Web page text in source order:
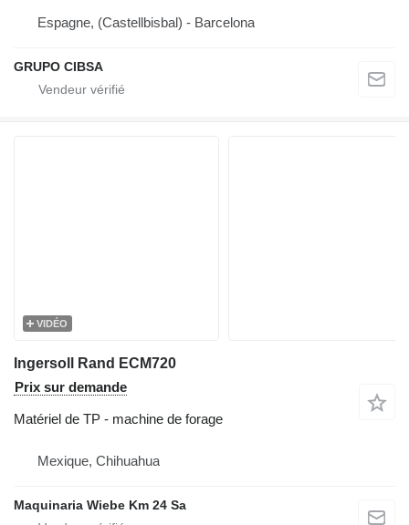
Espagne, (Castellbisbal) - Barcelona
GRUPO CIBSA
VIDÉO
Ingersoll Rand ECM720
Prix sur demande
Matériel de TP - machine de forage
Mexique, Chihuahua
Maquinaria Wiebe Km 24 Sa